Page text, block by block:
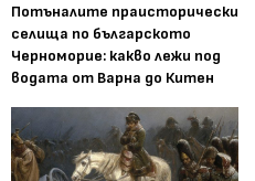
Потъналите праисторически
селища по българското
Черноморие: какво лежи под
водата от Варна до Китен